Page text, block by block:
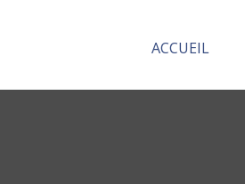
ACCUEIL